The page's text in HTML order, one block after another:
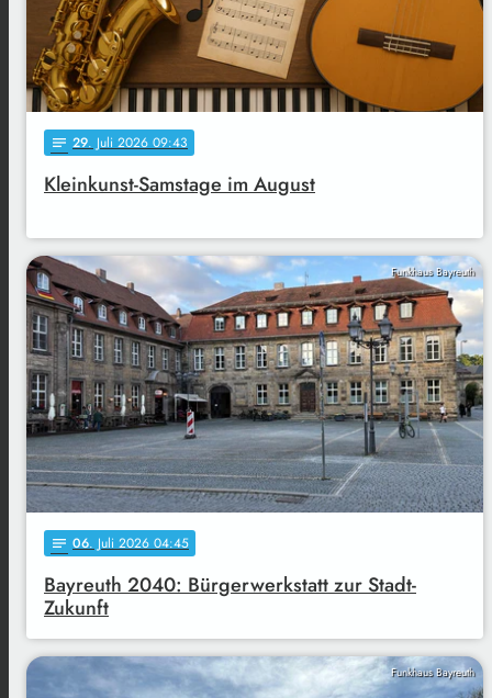
notes 29. Juli 2026 09:43
Kleinkunst-Samstage im August
Funkhaus Bayreuth
notes 06. Juli 2026 04:45
Bayreuth 2040: Bürgerwerkstatt zur Stadt-
Zukunft
Funkhaus Bayreuth